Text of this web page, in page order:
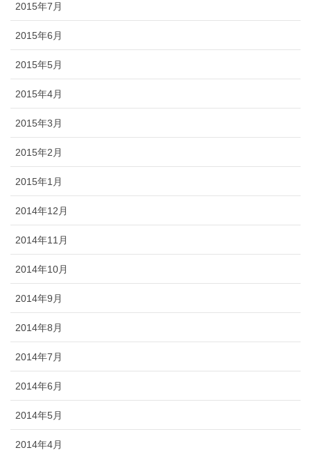
2015年7月
2015年6月
2015年5月
2015年4月
2015年3月
2015年2月
2015年1月
2014年12月
2014年11月
2014年10月
2014年9月
2014年8月
2014年7月
2014年6月
2014年5月
2014年4月